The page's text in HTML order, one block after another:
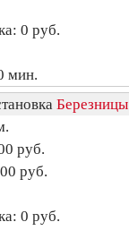
0 руб.
мин.
Березницы
руб.
руб.
0 руб.